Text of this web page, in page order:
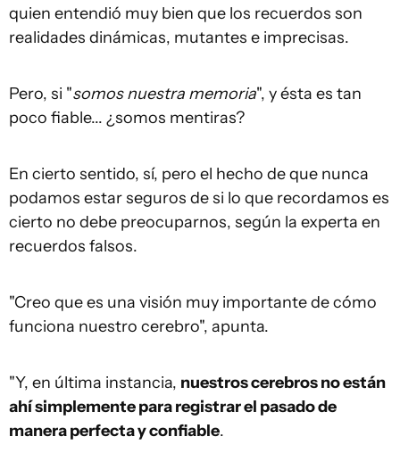
quien entendió muy bien que los recuerdos son
realidades dinámicas, mutantes e imprecisas.
Pero, si "somos nuestra memoria", y ésta es tan
poco fiable... ¿somos mentiras?
En cierto sentido, sí, pero el hecho de que nunca
podamos estar seguros de si lo que recordamos es
cierto no debe preocuparnos, según la experta en
recuerdos falsos.
"Creo que es una visión muy importante de cómo
funciona nuestro cerebro", apunta.
"Y, en última instancia, nuestros cerebros no están
ahí simplemente para registrar el pasado de
manera perfecta y confiable.